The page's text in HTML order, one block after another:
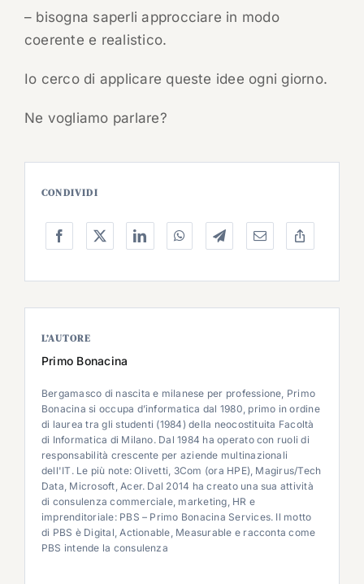
– bisogna saperli approcciare in modo
coerente e realistico.
Io cerco di applicare queste idee ogni giorno.
Ne vogliamo parlare?
CONDIVIDI
L’AUTORE
Primo Bonacina
Bergamasco di nascita e milanese per professione, Primo
Bonacina si occupa d’informatica dal 1980, primo in ordine
di laurea tra gli studenti (1984) della neocostituita Facoltà
di Informatica di Milano. Dal 1984 ha operato con ruoli di
responsabilità crescente per aziende multinazionali
dell'IT. Le più note: Olivetti, 3Com (ora HPE), Magirus/Tech
Data, Microsoft, Acer. Dal 2014 ha creato una sua attività
di consulenza commerciale, marketing, HR e
imprenditoriale: PBS – Primo Bonacina Services. Il motto
di PBS è Digital, Actionable, Measurable e racconta come
PBS intende la consulenza